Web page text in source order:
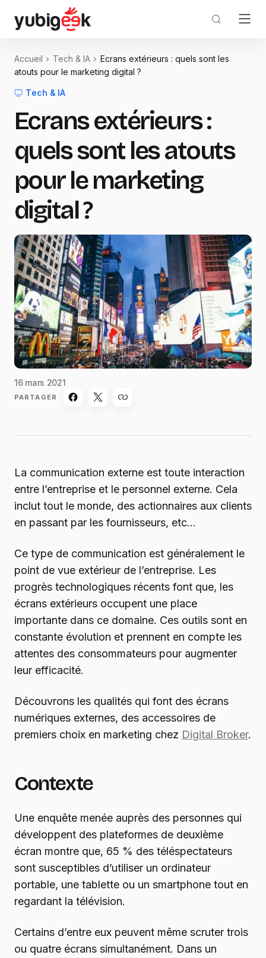
Accueil Tech & IA
Ecrans extérieurs : quels sont les
atouts pour le marketing digital ?
Tech & IA
Ecrans extérieurs :
quels sont les atouts
pour le marketing
digital ?
16 mars 2021
PARTAGER
La communication externe est toute interaction
entre l’entreprise et le personnel externe. Cela
inclut tout le monde, des actionnaires aux clients
en passant par les fournisseurs, etc…
Ce type de communication est généralement le
point de vue extérieur de l’entreprise. Les
progrès technologiques récents font que, les
écrans extérieurs occupent une place
importante dans ce domaine. Ces outils sont en
constante évolution et prennent en compte les
attentes des consommateurs pour augmenter
leur efficacité.
Découvrons les qualités qui font des écrans
numériques externes, des accessoires de
premiers choix en marketing chez Digital Broker.
Contexte
Une enquête menée auprès des personnes qui
développent des plateformes de deuxième
écran montre que, 65 % des téléspectateurs
sont susceptibles d’utiliser un ordinateur
portable, une tablette ou un smartphone tout en
regardant la télévision.
Certains d’entre eux peuvent même scruter trois
ou quatre écrans simultanément. Dans un